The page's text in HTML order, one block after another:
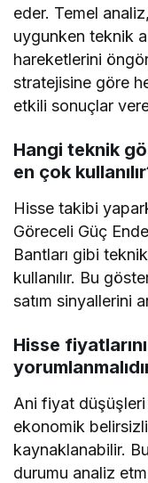
eder. Temel
uygunken teknik
hareketlerini
stratejisine göre
etkili sonuçlar
Hangi teknik
en çok
Hisse takibi
Göreceli Güç
Bantları gibi
kullanılır. Bu
satım sinyallerini
Hisse
Ani fiyat düşüşleri
ekonomik
kaynaklanabilir.
durumu analiz